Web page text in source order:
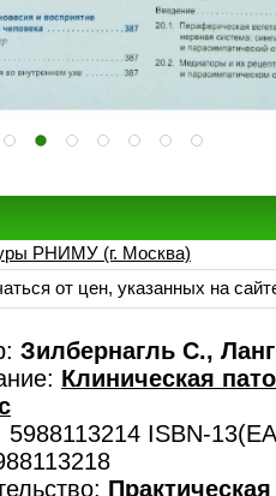
РНИМУ (г. Москва)
от цен, указанных на
Зилбернагль С.,
Клиническая
5988113214 ISBN-